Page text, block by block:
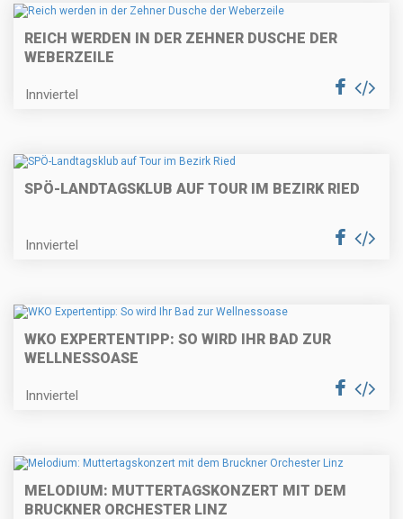
REICH WERDEN IN DER ZEHNER DUSCHE DER
WEBERZEILE
Innviertel
SPÖ-LANDTAGSKLUB AUF TOUR IM BEZIRK RIED
Innviertel
WKO EXPERTENTIPP: SO WIRD IHR BAD ZUR
WELLNESSOASE
Innviertel
MELODIUM: MUTTERTAGSKONZERT MIT DEM
BRUCKNER ORCHESTER LINZ